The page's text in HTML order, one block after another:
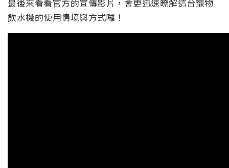
最後來看看官方的宣傳影片，會更迅速暸解這台寵物
飲水機的使用情境與方式囉！